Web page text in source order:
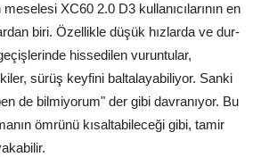
XC60 2.0 D3 kullanıcılarının en
biri. Özellikle düşük hızlarda ve dur-
hissedilen vuruntular,
sürüş keyfini baltalayabiliyor. Sanki
de bilmiyorum" der gibi davranıyor. Bu
ömrünü kısaltabileceği gibi, tamir